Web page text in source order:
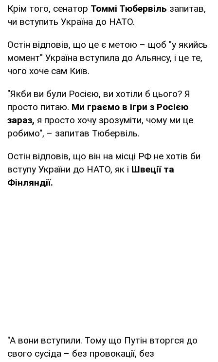
Крім того, сенатор Томмі Тюбервіль запитав,
чи вступить Україна до НАТО.
Остін відповів, що це є метою – щоб "у якийсь
момент" Україна вступила до Альянсу, і це те,
чого хоче сам Київ.
"Якби ви були Росією, ви хотіли б цього? Я
просто питаю. Ми граємо в ігри з Росією
зараз, я просто хочу зрозуміти, чому ми це
робимо", – запитав Тюбервіль.
Остін відповів, що він на місці РФ не хотів би
вступу України до НАТО, як і Швеції та
Фінляндії.
"А вони вступили. Тому що Путін вторгся до
свого сусіда – без провокації, без